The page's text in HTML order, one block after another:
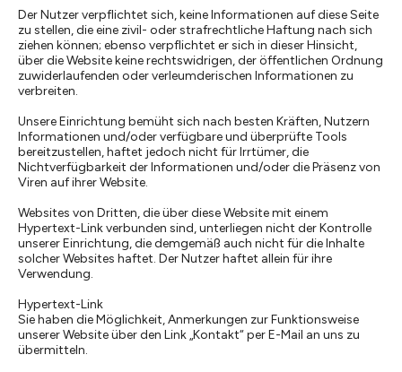
Der Nutzer verpflichtet sich, keine Informationen auf diese Seite
zu stellen, die eine zivil- oder strafrechtliche Haftung nach sich
ziehen können; ebenso verpflichtet er sich in dieser Hinsicht,
über die Website keine rechtswidrigen, der öffentlichen Ordnung
zuwiderlaufenden oder verleumderischen Informationen zu
verbreiten.
Unsere Einrichtung bemüht sich nach besten Kräften, Nutzern
Informationen und/oder verfügbare und überprüfte Tools
bereitzustellen, haftet jedoch nicht für Irrtümer, die
Nichtverfügbarkeit der Informationen und/oder die Präsenz von
Viren auf ihrer Website.
Websites von Dritten, die über diese Website mit einem
Hypertext-Link verbunden sind, unterliegen nicht der Kontrolle
unserer Einrichtung, die demgemäß auch nicht für die Inhalte
solcher Websites haftet. Der Nutzer haftet allein für ihre
Verwendung.
Hypertext-Link
Sie haben die Möglichkeit, Anmerkungen zur Funktionsweise
unserer Website über den Link „Kontakt“ per E-Mail an uns zu
übermitteln.